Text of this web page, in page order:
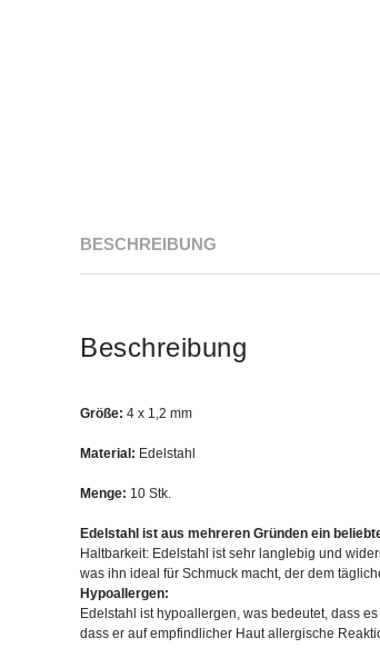
BESCHREIBUNG
Beschreibung
Größe: 4 x 1,2 mm
Material: Edelstahl
Menge: 10 Stk.
Edelstahl ist aus mehreren Gründen ein
Haltbarkeit: Edelstahl ist sehr langlebig und
was ihn ideal für Schmuck macht, der dem
Hypoallergen:
Edelstahl ist hypoallergen, was bedeutet, dass
dass er auf empfindlicher Haut allergische